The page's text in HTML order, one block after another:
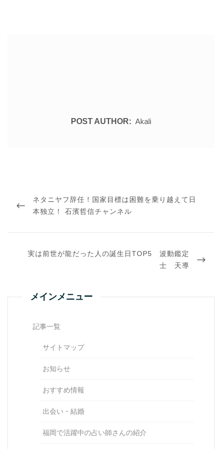
POST AUTHOR: Akali
PREVIOUS
POST
ネタニヤフ辞任！国家目標は困難を乗り越えて日
本独立！ 石濱哲信チャンネル
NEXT
実は前世が龍だった人の誕生日TOP5 波動鑑定
士 天導
メインメニュー
記事一覧
サイトマップ
お知らせ
おすすめ情報
出会い・結婚
福岡で活躍中の占い師さんの紹介